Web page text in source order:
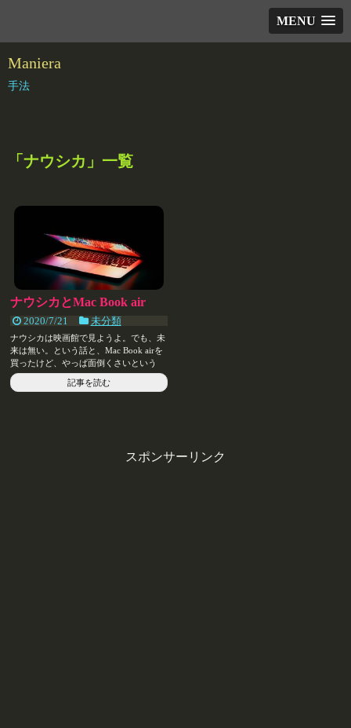
MENU
Maniera
手法
「 ナウシカ 」 一覧
ナウシカとMac Book air
2020/7/21 未分類
ナウシカは映画館で見ようよ。でも、未
来は無い。という話と、Mac Book airを
買ったけど、やっぱ面倒くさいという
話。
記事を読む
スポンサーリンク